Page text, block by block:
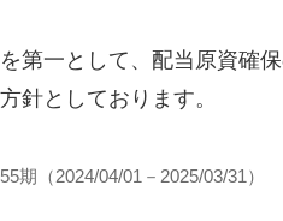
第一として、配当原資確
針としております。
期（2024/04/01－2025/03/31）